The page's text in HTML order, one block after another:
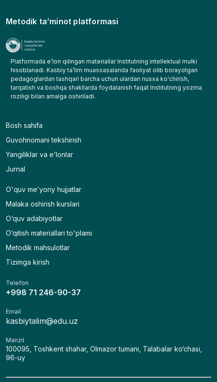
Metodik ta’minot platformasi
Platformada e’lon qilingan materiallar Institutning intellektual mulki
hisoblanadi. Kasbiy ta’lim muassasalarida faoliyat olib borayotgan
pedagoglardan tashqari barcha uchun ulardan nusxa kо‘chirish,
tarqatish va boshqa shakllarda foydalanish faqat Institutning yozma
roziligi bilan amalga oshiriladi.
Bosh sahifa
Guvohnomani tekshirish
Yangiliklar va e’lonlar
Jurnal
O'quv me’yoriy hujjatlar
Malaka oshirish kurslari
O‘quv adabiyotlar
O‘qitish materiallari to'plami
Metodik mahsulotlar
Tizimga kirish
Telefon
+998 71 246-90-37
Email
kasbiytalim@edu.uz
Manzil
100095, Toshkent shahar, Olmazor tumani, Talabalar ko‘chasi,
96-uy